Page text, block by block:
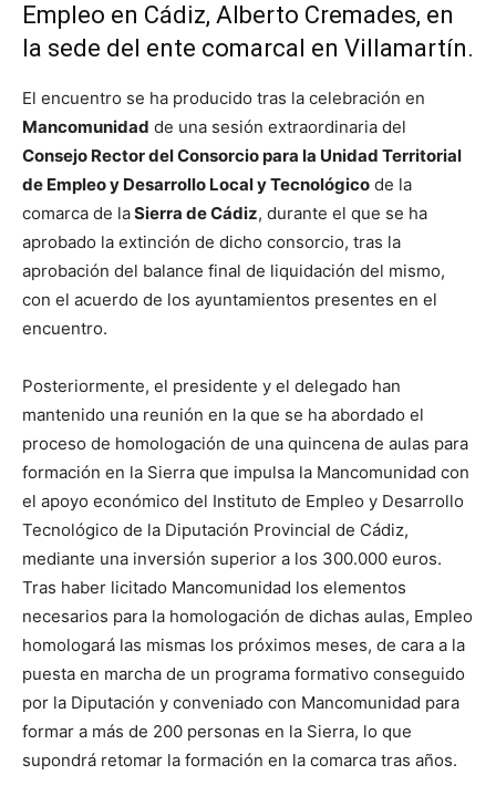
Empleo en Cádiz, Alberto Cremades, en
la sede del ente comarcal en Villamartín.
El encuentro se ha producido tras la celebración en
Mancomunidad de una sesión extraordinaria del
Consejo Rector del Consorcio para la Unidad Territorial
de Empleo y Desarrollo Local y Tecnológico de la
comarca de laSierra de Cádiz, durante el que se ha
aprobado la extinción de dicho consorcio, tras la
aprobación del balance final de liquidación del mismo,
con el acuerdo de los ayuntamientos presentes en el
encuentro.
Posteriormente, el presidente y el delegado han
mantenido una reunión en la que se ha abordado el
proceso de homologación de una quincena de aulas para
formación en la Sierra que impulsa la Mancomunidad con
el apoyo económico del Instituto de Empleo y Desarrollo
Tecnológico de la Diputación Provincial de Cádiz,
mediante una inversión superior a los 300.000 euros.
Tras haber licitado Mancomunidad los elementos
necesarios para la homologación de dichas aulas, Empleo
homologará las mismas los próximos meses, de cara a la
puesta en marcha de un programa formativo conseguido
por la Diputación y conveniado con Mancomunidad para
formar a más de 200 personas en la Sierra, lo que
supondrá retomar la formación en la comarca tras años.